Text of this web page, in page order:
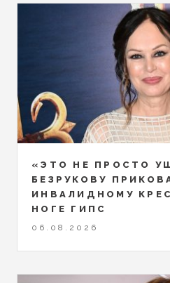
«ЭТО НЕ ПРОСТО
БЕЗРУКОВУ
ИНВАЛИДНОМУ
НОГЕ ГИПС
06.08.2026